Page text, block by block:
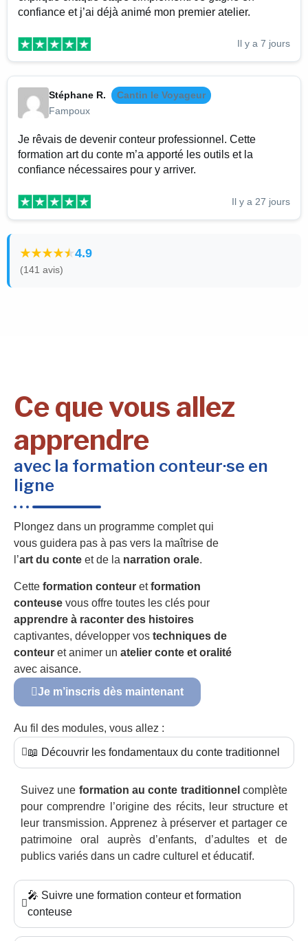
confiance et j’ai déjà animé mon premier atelier.
Il y a 7 jours
Stéphane R.
Cantin le Voyageur
Fampoux
Je rêvais de devenir conteur professionnel. Cette
formation art du conte m’a apporté les outils et la
confiance nécessaires pour y arriver.
Il y a 27 jours
4.9
(141 avis)
Ce que vous allez
apprendre
avec la formation conteur·se en
ligne
Plongez dans un programme complet qui
vous guidera pas à pas vers la maîtrise de
l’art du conte et de la narration orale.
Cette formation conteur etformation
conteuse vous offre toutes les clés pour
apprendre à raconter des histoires
captivantes, développer vos techniques de
conteur et animer un atelier conte et oralité
avec aisance.
Je m’inscris dès maintenant
Au fil des modules, vous allez :
📖 Découvrir les fondamentaux du conte traditionnel
Suivez une formation au conte traditionnel complète
pour comprendre l’origine des récits, leur structure et
leur transmission. Apprenez à préserver et partager ce
patrimoine oral auprès d’enfants, d’adultes et de
publics variés dans un cadre culturel et éducatif.
🎤 Suivre une formation conteur et formation
conteuse